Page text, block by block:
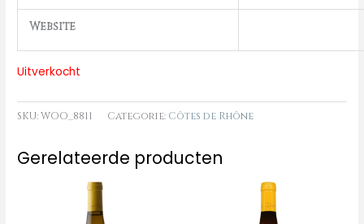
Website
Uitverkocht
SKU:WOO_8811 Categorie: Côtes de Rhône
Gerelateerde producten